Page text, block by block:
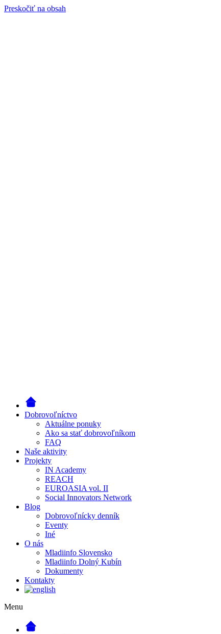
Preskočiť na obsah
Dobrovoľníctvo
Aktuálne ponuky
Ako sa stať dobrovoľníkom
FAQ
Naše aktivity
Projekty
IN Academy
REACH
EUROASIA vol. II
Social Innovators Network
Blog
Dobrovoľnícky denník
Eventy
Iné
O nás
Mladiinfo Slovensko
Mladiinfo Dolný Kubín
Dokumenty
Kontakty
Menu